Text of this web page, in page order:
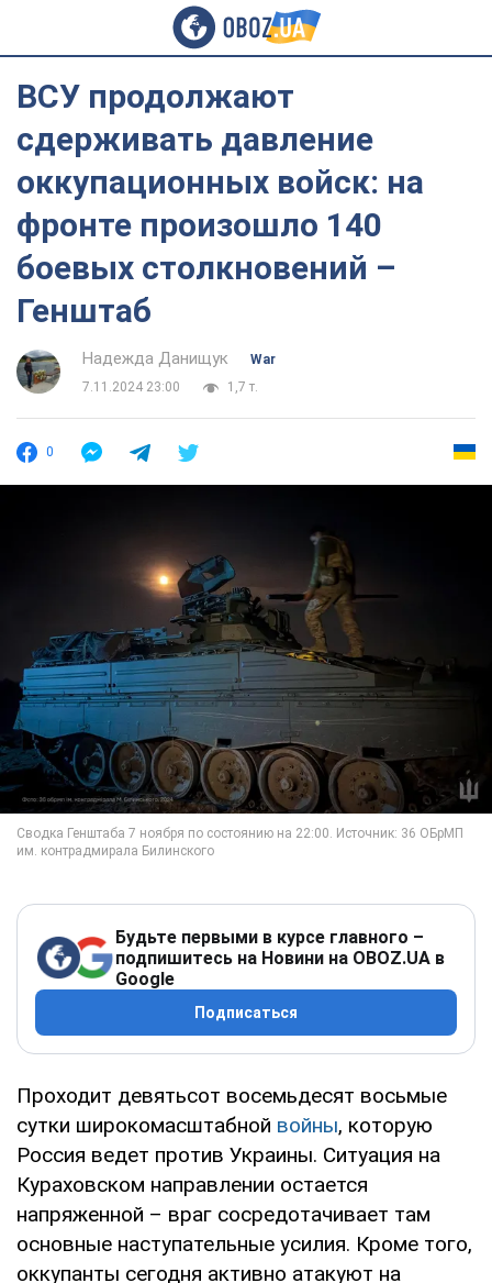
ВСУ продолжают
сдерживать давление
оккупационных войск: на
фронте произошло 140
боевых столкновений –
Генштаб
Надежда Данищук
War
7.11.2024 23:00
1,7 т.
0
Будьте первыми в курсе главного –
подпишитесь на Новини на OBOZ.UA в
Google
Подписаться
Проходит девятьсот восемьдесят восьмые
сутки широкомасштабной войны, которую
Россия ведет против Украины. Ситуация на
Кураховском направлении остается
напряженной – враг сосредотачивает там
основные наступательные усилия. Кроме того,
оккупанты сегодня активно атакуют на